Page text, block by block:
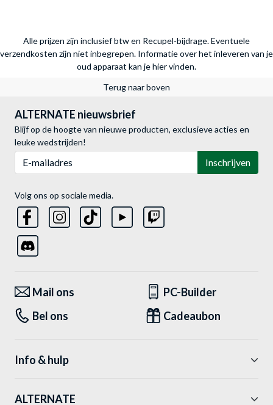
Alle prijzen zijn inclusief btw en Recupel-bijdrage. Eventuele
verzendkosten zijn niet inbegrepen. Informatie over het inleveren van je
oud apparaat kan je hier vinden.
Terug naar boven
ALTERNATE nieuwsbrief
Blijf op de hoogte van nieuwe producten, exclusieve acties en
leuke wedstrijden!
Inschrijven
Volg ons op sociale media.
Mail ons
PC-Builder
Bel ons
Cadeaubon
Info & hulp
ALTERNATE